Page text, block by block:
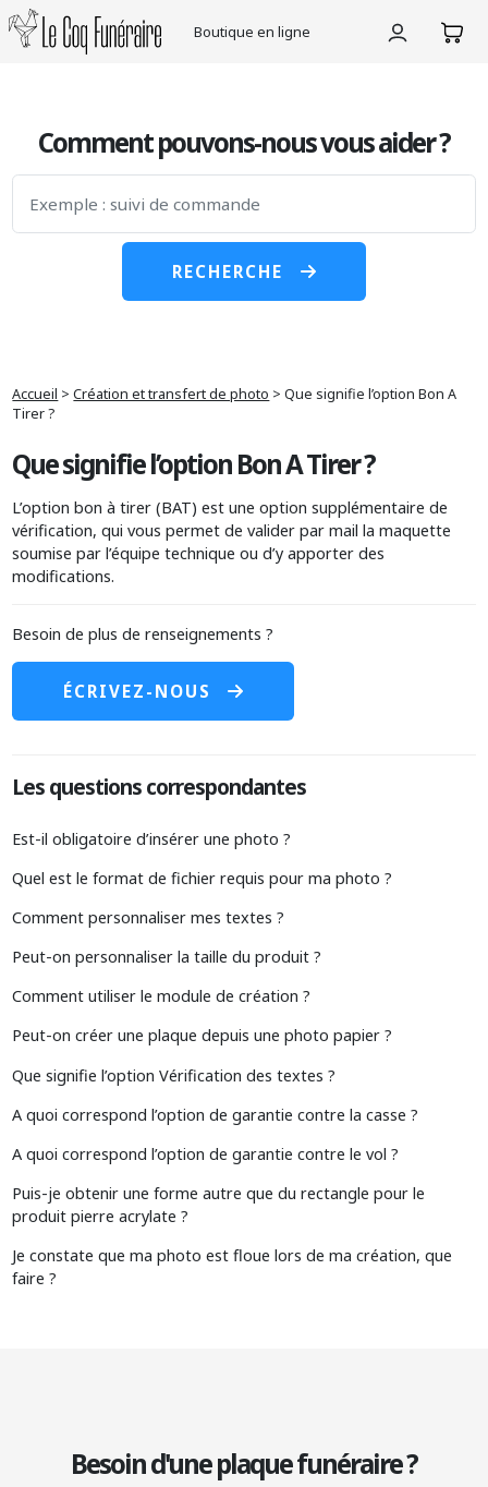
content
Boutique en ligne
Comment pouvons-nous vous aider ?
RECHERCHE
Accueil >Création et transfert de photo >Que signifie l’option Bon A
Tirer ?
Les questions correspondantes
Est-il obligatoire d’insérer une photo ?
Quel est le format de fichier requis pour ma photo ?
Comment personnaliser mes textes ?
Peut-on personnaliser la taille du produit ?
Comment utiliser le module de création ?
Peut-on créer une plaque depuis une photo papier ?
Que signifie l’option Vérification des textes ?
A quoi correspond l’option de garantie contre la casse ?
A quoi correspond l’option de garantie contre le vol ?
Puis-je obtenir une forme autre que du rectangle pour le
produit pierre acrylate ?
Je constate que ma photo est floue lors de ma création, que
faire ?
Que signifie l’option Bon A Tirer ?
L’option bon à tirer (BAT) est une option supplémentaire de
vérification, qui vous permet de valider par mail la maquette
soumise par l’équipe technique ou d’y apporter des
modifications.
Besoin de plus de renseignements ?
ÉCRIVEZ-NOUS
Besoin d'une plaque funéraire ?